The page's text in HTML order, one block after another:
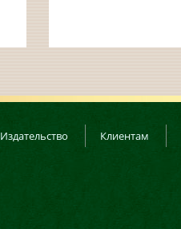
Издательство Клиентам